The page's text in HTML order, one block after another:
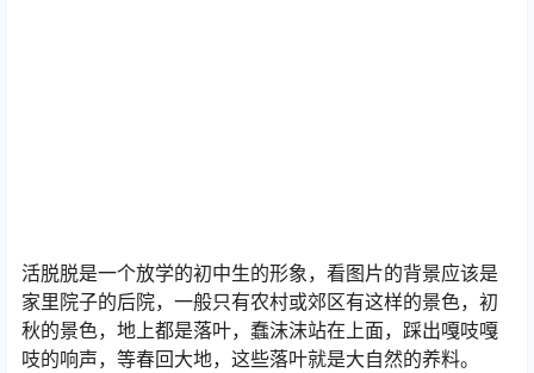
活脱脱是一个放学的初中生的形象，看图片的背景应该是
家里院子的后院，一般只有农村或郊区有这样的景色，初
秋的景色，地上都是落叶，蠢沫沫站在上面，踩出嘎吱嘎
吱的响声，等春回大地，这些落叶就是大自然的养料。